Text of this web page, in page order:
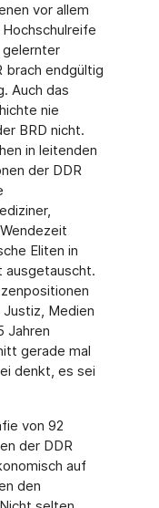
vor allem
gelernter
brach endgültig
Auch das
nie
BRD nicht.
in leitenden
der DDR
Eliten in
ausgetauscht.
Medien
Jahren
gerade mal
denkt, es sei
von 92
der DDR
auf
den